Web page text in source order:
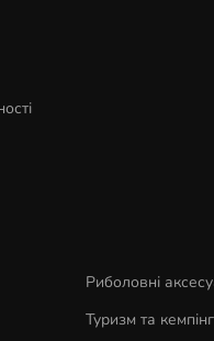
Риболовні
Туризм та кемпінг